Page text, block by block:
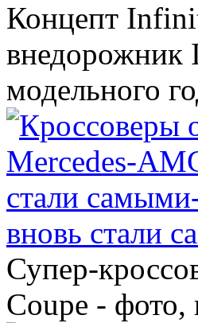
Концепт
внедорожник
модельного
вновь стали
Супер-
Coupe - фото,